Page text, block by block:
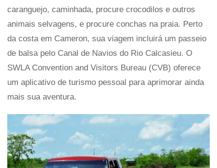
caranguejo, caminhada, procure crocodilos e outros
animais selvagens, e procure conchas na praia. Perto
da costa em Cameron, sua viagem incluirá um passeio
de balsa pelo Canal de Navios do Rio Calcasieu. O
SWLA Convention and Visitors Bureau (CVB) oferece
um aplicativo de turismo pessoal para aprimorar ainda
mais sua aventura.